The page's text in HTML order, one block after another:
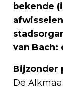
bekende
van Bach:
Bijzonder
De